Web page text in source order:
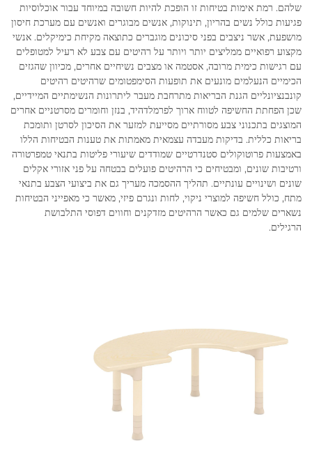
שלהם. רמת אימות בטיחות זו הופכת להיות חשובה במיוחד עבור אוכלוסיות
פגיעות כולל נשים בהריון, תינוקות, אנשים מבוגרים ואנשים עם מערכת חיסון
מושפעת, אשר ניצבים בפני סיכונים מוגברים כתוצאה מקיחת כימיקלים. אנשי
מקצוע רפואיים ממליצים יותר ויותר על רהיטים עם צבע לא רעיל למטופלים
עם רגישות כימית מרובה, אסטמה או מצבים נשיחיים אחרים, מכיוון שהגזים
הכימיים הנעלמים מונעים את תופעות הסימפטומים שרהיטים רהיטים
קונבנציונליים הגנת הבריאות מתרחבת מעבר ליתרונות הנשימתיים המיידיים,
שכן הפחתת החשיפה לטווח ארוך לפרמלדהיד, בנזן וחומרים מסרטניים אחרים
המוצגים בתכנוני צבע מסורתיים מסייעת למזער את הסיכון לסרטן ותומכת
בריאות כללית. בדיקות מעבדה עצמאית מאמתות את טענות הבטיחות הללו
באמצעות פרוטוקולים סטנדרטיים שמודדים שיעורי פליטות בתנאי טמפרטורה
ורטיבות שונים, ומבטיחים כי הרהיטים פועלים בבטחה על פני אזורי אקלים
שונים ושינויים עונתיים. תהליך ההסמכה מעריך גם את ביצועי הצבע בתנאי
מתח, כולל חשיפה למוצרי ניקוי, לחות ונגרם פיזי, מאשר כי מאפייני הבטיחות
נשארים שלמים גם כאשר הרהיטים מזדקנים וחווים דפוסי התלבושת
הרגילים.